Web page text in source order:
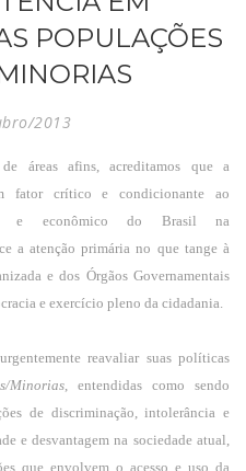
POPULAÇÕES
2013
áreas afins, acreditamos que a
fator crítico e condicionante ao
e econômico do Brasil na
a atenção primária no que tange à
e dos Órgãos Governamentais
e exercício pleno da cidadania.
reavaliar suas políticas
Minorias, entendidas como sendo
de discriminação, intolerância e
e desvantagem na sociedade atual,
que envolvem o acesso e uso da